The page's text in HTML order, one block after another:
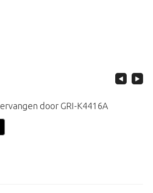
door GRI-K4416A